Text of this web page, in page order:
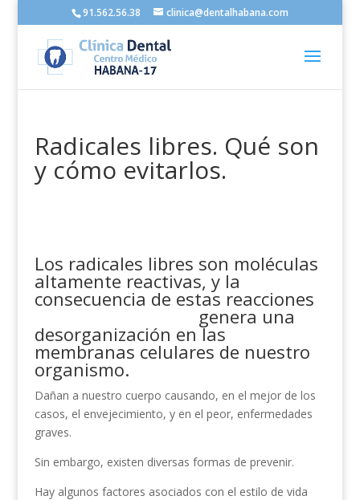
91.562.56.38 clinica@dentalhabana.com
Radicales libres. Qué son
y cómo evitarlos.
Los radicales libres son moléculas
altamente reactivas, y la
consecuencia de estas reacciones
genera una
desorganización en las
membranas celulares de nuestro
organismo.
Dañan a nuestro cuerpo causando, en el mejor de los
casos, el envejecimiento, y en el peor, enfermedades
graves.
Sin embargo, existen diversas formas de prevenir.
Hay algunos factores asociados con el estilo de vida